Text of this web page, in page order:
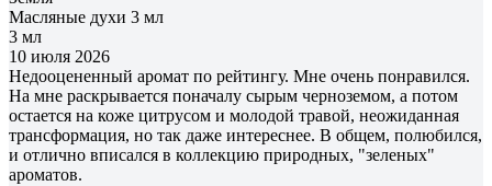
Масляные духи 3 мл
3 мл
10 июля 2026
Недооцененный аромат по рейтингу. Мне очень понравился.
На мне раскрывается поначалу сырым черноземом, а потом
остается на коже цитрусом и молодой травой, неожиданная
трансформация, но так даже интереснее. В общем, полюбился,
и отлично вписался в коллекцию природных, "зеленых"
ароматов.